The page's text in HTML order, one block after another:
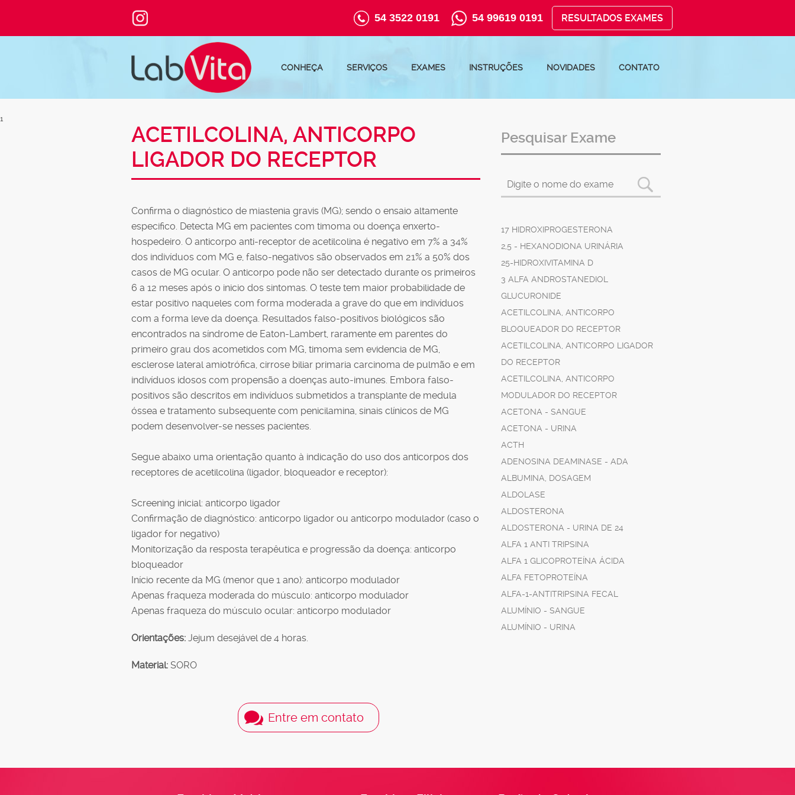
RESULTADOS EXAMES
54 99619 0191
54 3522 0191
CONHEÇA SERVIÇOS EXAMES INSTRUÇÕES NOVIDADES CONTATO
1
ACETILCOLINA, ANTICORPO
LIGADOR DO RECEPTOR
Confirma o diagnóstico de miastenia gravis (MG); sendo o ensaio altamente
especifico. Detecta MG em pacientes com timoma ou doença enxerto-
hospedeiro. O anticorpo anti-receptor de acetilcolina é negativo em 7% a 34%
dos indivíduos com MG e, falso-negativos são observados em 21% a 50% dos
casos de MG ocular. O anticorpo pode não ser detectado durante os primeiros
6 a 12 meses após o inicio dos sintomas. O teste tem maior probabilidade de
estar positivo naqueles com forma moderada a grave do que em indivíduos
com a forma leve da doença. Resultados falso-positivos biológicos são
encontrados na síndrome de Eaton-Lambert, raramente em parentes do
primeiro grau dos acometidos com MG, timoma sem evidencia de MG,
esclerose lateral amiotrófica, cirrose biliar primaria carcinoma de pulmão e em
indivíduos idosos com propensão a doenças auto-imunes. Embora falso-
positivos são descritos em indivíduos submetidos a transplante de medula
óssea e tratamento subsequente com penicilamina, sinais clínicos de MG
podem desenvolver-se nesses pacientes.
Segue abaixo uma orientação quanto à indicação do uso dos anticorpos dos
receptores de acetilcolina (ligador, bloqueador e receptor):
Screening inicial: anticorpo ligador
Confirmação de diagnóstico: anticorpo ligador ou anticorpo modulador (caso o
ligador for negativo)
Monitorização da resposta terapêutica e progressão da doença: anticorpo
bloqueador
Início recente da MG (menor que 1 ano): anticorpo modulador
Apenas fraqueza moderada do músculo: anticorpo modulador
Apenas fraqueza do músculo ocular: anticorpo modulador
Orientações: Jejum desejável de 4 horas.
Material: SORO
Entre em contato
Pesquisar Exame
17 HIDROXIPROGESTERONA
2,5 - HEXANODIONA URINÁRIA
25-HIDROXIVITAMINA D
3 ALFA ANDROSTANEDIOL
GLUCURONIDE
ACETILCOLINA, ANTICORPO
BLOQUEADOR DO RECEPTOR
ACETILCOLINA, ANTICORPO LIGADOR
DO RECEPTOR
ACETILCOLINA, ANTICORPO
MODULADOR DO RECEPTOR
ACETONA - SANGUE
ACETONA - URINA
ACTH
ADENOSINA DEAMINASE - ADA
ALBUMINA, DOSAGEM
ALDOLASE
ALDOSTERONA
ALDOSTERONA - URINA DE 24
ALFA 1 ANTI TRIPSINA
ALFA 1 GLICOPROTEÍNA ÁCIDA
ALFA FETOPROTEÍNA
ALFA-1-ANTITRIPSINA FECAL
ALUMÍNIO - SANGUE
ALUMÍNIO - URINA